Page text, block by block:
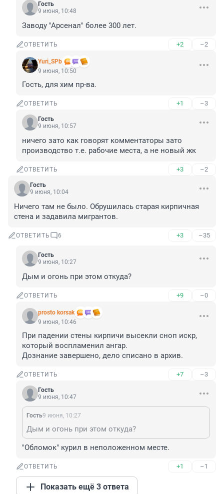
Гость
9 июня, 10:48
Заводу "Арсенал" более 300 лет.
ОТВЕТИТЬ +2 –2
Yuri_SPb
9 июня, 10:50
Гость, для хим пр-ва.
ОТВЕТИТЬ +1 –3
Гость
9 июня, 10:57
ничего зато как говорят комментаторы зато
производство т.е. рабочие места, а не новый жк
ОТВЕТИТЬ +3 –2
Гость
9 июня, 10:04
Ничего там не было. Обрушилась старая кирпичная
стена и задавила мигрантов.
ОТВЕТИТЬ 6 +3 –35
Гость
9 июня, 10:27
Дым и огонь при этом откуда?
ОТВЕТИТЬ +9 –0
prosto korsak
9 июня, 10:46
При падении стены кирпичи высекли сноп искр,
который воспламенил ангар.
Дознание завершено, дело списано в архив.
ОТВЕТИТЬ +7 –3
Гость
9 июня, 10:47
Гость9 июня, 10:27
Дым и огонь при этом откуда?
"Обломок" курил в неположенном месте.
ОТВЕТИТЬ +1 –1
Показать ещё 3 ответа